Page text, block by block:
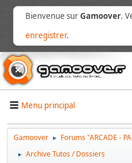
Bienvenue surGamoover.
enregistrer.
Menu principal
Gamoover ► Forums "ARCADE -
► Archive Tutos / Dossiers